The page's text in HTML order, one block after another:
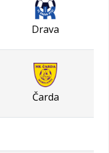
Drava
Čarda